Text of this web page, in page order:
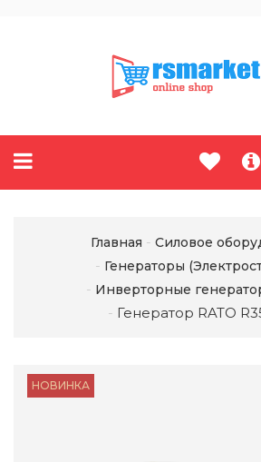
Главная
Силовое
Генераторы
Инверторные
Генератор RATO
НОВИНКА